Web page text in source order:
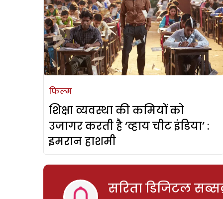
फिल्म
शिक्षा व्यवस्था की कमियों को
उजागर करती है ‘व्हाय चीट इंडिया’ :
इमरान हाशमी
सरिता डिजिटल